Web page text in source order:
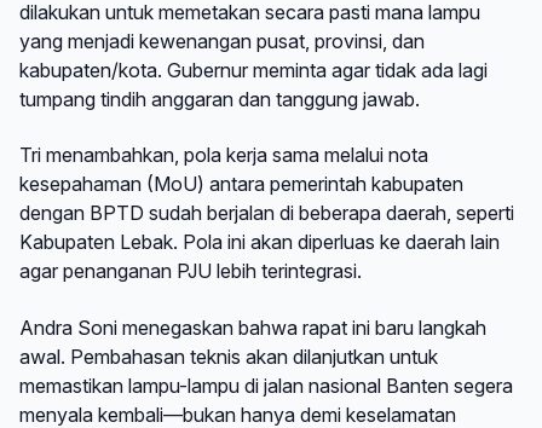
dilakukan untuk memetakan secara pasti mana lampu
yang menjadi kewenangan pusat, provinsi, dan
kabupaten/kota. Gubernur meminta agar tidak ada lagi
tumpang tindih anggaran dan tanggung jawab.
Tri menambahkan, pola kerja sama melalui nota
kesepahaman (MoU) antara pemerintah kabupaten
dengan BPTD sudah berjalan di beberapa daerah, seperti
Kabupaten Lebak. Pola ini akan diperluas ke daerah lain
agar penanganan PJU lebih terintegrasi.
Andra Soni menegaskan bahwa rapat ini baru langkah
awal. Pembahasan teknis akan dilanjutkan untuk
memastikan lampu-lampu di jalan nasional Banten segera
menyala kembali—bukan hanya demi keselamatan